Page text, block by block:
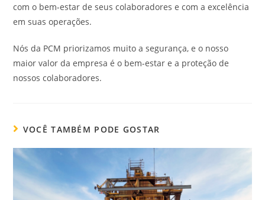
com o bem-estar de seus colaboradores e com a excelência
em suas operações.
Nós da PCM priorizamos muito a segurança, e o nosso
maior valor da empresa é o bem-estar e a proteção de
nossos colaboradores.
VOCÊ TAMBÉM PODE GOSTAR